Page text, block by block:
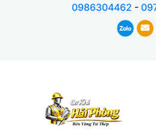
0986304462 -